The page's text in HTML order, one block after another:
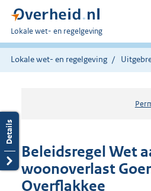
U
bent
hier:
Lokale wet- en regelgeving
Lokale wet- en regelgeving
Beleidsregel Wet
woonoverlast
Overflakkee